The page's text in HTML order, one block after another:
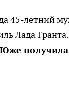
45-летний
Лада